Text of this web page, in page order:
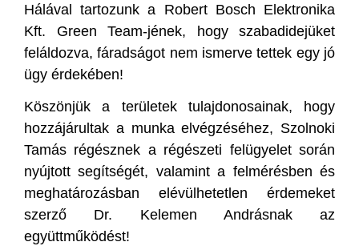
Hálával tartozunk a Robert Bosch Elektronika
Kft. Green Team-jének, hogy szabadidejüket
feláldozva, fáradságot nem ismerve tettek egy jó
ügy érdekében!
Köszönjük a területek tulajdonosainak, hogy
hozzájárultak a munka elvégzéséhez, Szolnoki
Tamás régésznek a régészeti felügyelet során
nyújtott segítségét, valamint a felmérésben és
meghatározásban elévülhetetlen érdemeket
szerző Dr. Kelemen Andrásnak az
együttműködést!